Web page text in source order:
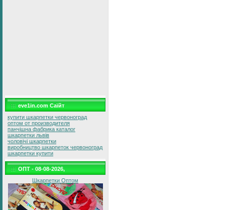
eve1in.com Саїйт
купити шкарпетки червоноград
оптом от производителя
панчішна фабрика каталог
шкарпетки львів
чоловічі шкарпетки
виробництво шкарпеток червоноград
шкарпетки купити
ОПТ - 08-08-2026,
Шкарпетки Оптом